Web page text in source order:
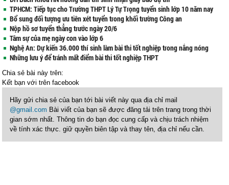
TPHCM: Tiếp tục cho Trường THPT Lý Tự Trọng tuyển sinh lớp 10 năm nay
Bổ sung đối tượng ưu tiên xét tuyển trong khối trường Công an
Nộp hồ sơ tuyển thẳng trước ngày 20/6
Tâm sự của mẹ ngày con vào lớp 6
Nghệ An: Dự kiến 36.000 thí sinh làm bài thi tốt nghiệp trong nắng nóng
Những lưu ý để tránh mất điểm bài thi tốt nghiệp THPT
Chia sẻ bài này trên:
Kết bạn vớitrên facebook
Hãy gửi chia sẻ của bạn tới bài viết này qua địa chỉ mail
@gmail.com Bài viết của bạn sẽ được đăng tải trên trang trong thời
gian sớm nhất. Thông tin do bạn đọc cung cấp và chịu trách nhiệm
về tính xác thực. giữ quyền biên tập và thay tên, địa chỉ nếu cần.